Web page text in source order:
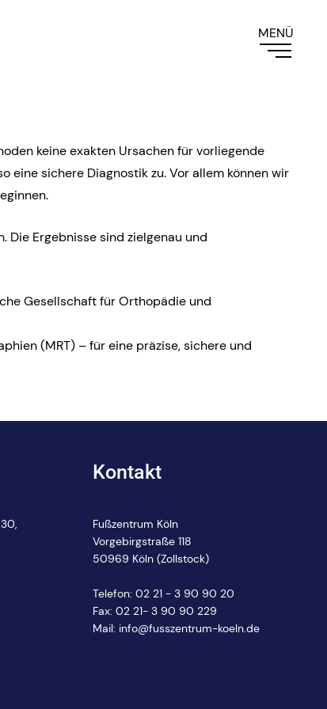
keine exakten Ursachen für vorliegende
eine sichere Diagnostik zu. Vor allem können wir
Die Ergebnisse sind zielgenau und
Gesellschaft für Orthopädie und
(MRT) – für eine präzise, sichere und
Kontakt
Fußzentrum Köln
Vorgebirgstraße 118
50969 Köln (Zollstock)
Telefon: 02 21 - 3 90 90 20
Fax: 02 21- 3 90 90 229
Mail: info@fusszentrum-koeln.de